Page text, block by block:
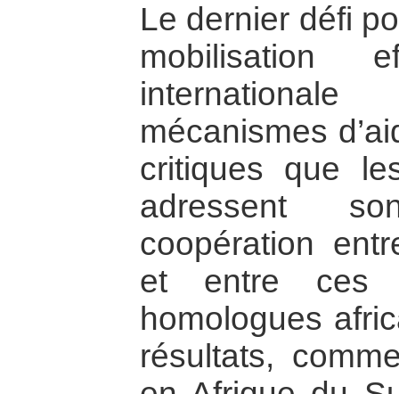
Le dernier défi
mobilisation
mécanismes
critiques que
adressent
coopération
et entre ces
homologues
résultats,